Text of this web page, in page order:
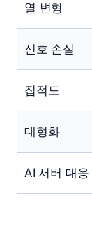
열 변형
신호 손실
집적도
대형화
AI 서버 대응